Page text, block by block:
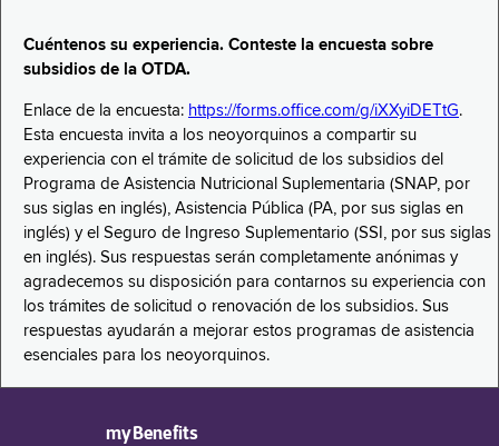
Cuéntenos su experiencia. Conteste la encuesta sobre
subsidios de la OTDA.
Enlace de la encuesta: https://forms.office.com/g/iXXyiDETtG.
Esta encuesta invita a los neoyorquinos a compartir su
experiencia con el trámite de solicitud de los subsidios del
Programa de Asistencia Nutricional Suplementaria (SNAP, por
sus siglas en inglés), Asistencia Pública (PA, por sus siglas en
inglés) y el Seguro de Ingreso Suplementario (SSI, por sus siglas
en inglés). Sus respuestas serán completamente anónimas y
agradecemos su disposición para contarnos su experiencia con
los trámites de solicitud o renovación de los subsidios. Sus
respuestas ayudarán a mejorar estos programas de asistencia
esenciales para los neoyorquinos.
myBenefits